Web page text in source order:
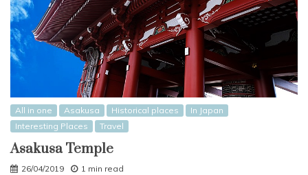
All in one Asakusa Historical places
In Japan
Interesting Places
Travel
Asakusa Temple
26/04/2019 1 min read